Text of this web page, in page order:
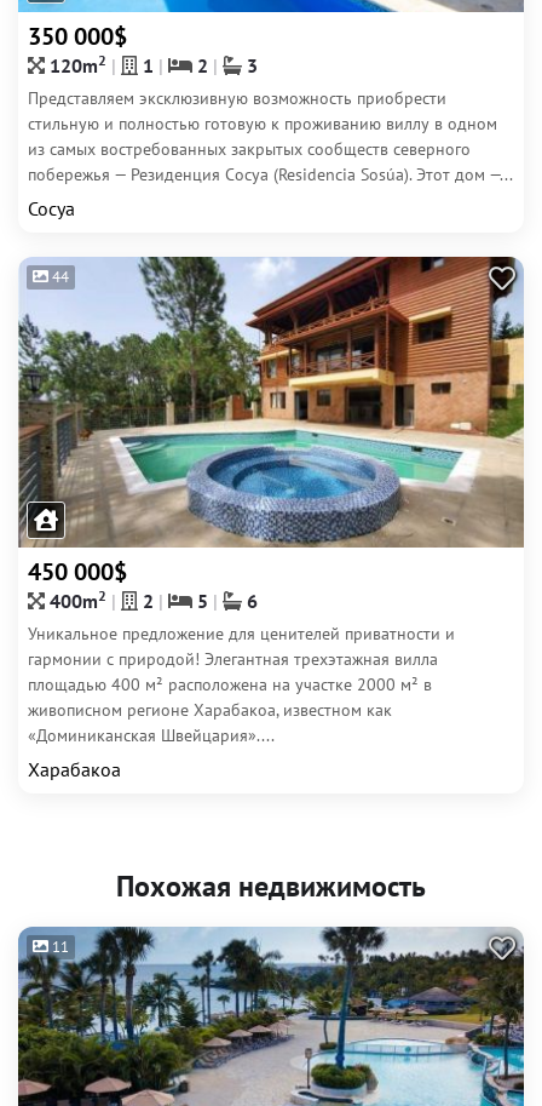
350 000$
120m2 1 2 3
Представляем эксклюзивную возможность приобрести
стильную и полностью готовую к проживанию виллу в одном
из самых востребованных закрытых сообществ северного
побережья — Резиденция Сосуа (Residencia Sosúa). Этот дом —...
Сосуа
44
450 000$
400m2 2 5 6
Уникальное предложение для ценителей приватности и
гармонии с природой! Элегантная трехэтажная вилла
площадью 400 м² расположена на участке 2000 м² в
живописном регионе Харабакоа, известном как
«Доминиканская Швейцария»....
Харабакоа
Похожая недвижимость
11